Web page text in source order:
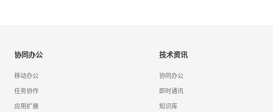
协同办公
移动办公
任务协作
应用扩展
技术资讯
协同办公
即时通讯
知识库